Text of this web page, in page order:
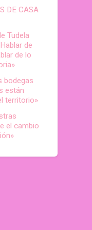
DE CASA
Tudela
de
de lo
bodegas
están
territorio»
el cambio